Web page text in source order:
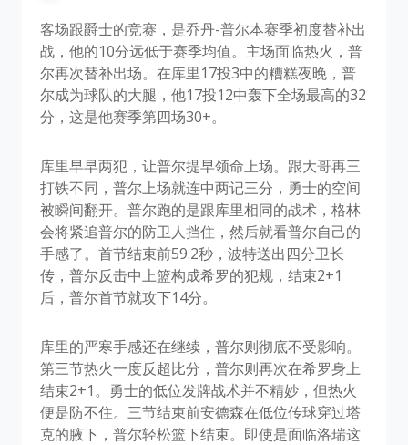
客场跟爵士的竞赛，是乔丹-普尔本赛季初度替补出
战，他的10分远低于赛季均值。主场面临热火，普
尔再次替补出场。在库里17投3中的糟糕夜晚，普
尔成为球队的大腿，他17投12中轰下全场最高的32
分，这是他赛季第四场30+。
库里早早两犯，让普尔提早领命上场。跟大哥再三
打铁不同，普尔上场就连中两记三分，勇士的空间
被瞬间翻开。普尔跑的是跟库里相同的战术，格林
会将紧追普尔的防卫人挡住，然后就看普尔自己的
手感了。首节结束前59.2秒，波特送出四分卫长
传，普尔反击中上篮构成希罗的犯规，结束2+1
后，普尔首节就攻下14分。
库里的严寒手感还在继续，普尔则彻底不受影响。
第三节热火一度反超比分，普尔则再次在希罗身上
结束2+1。勇士的低位发牌战术并不精妙，但热火
便是防不住。三节结束前安德森在低位传球穿过塔
克的腋下，普尔轻松篮下结束。即使是面临洛瑞这